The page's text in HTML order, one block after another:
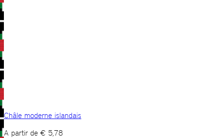
Châle moderne islandais
A partir de € 5,78